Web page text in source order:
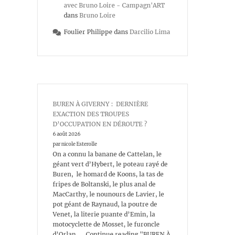
avec Bruno Loire - Campagn'ART
dans Bruno Loire
Foulier Philippe dans Darcilio Lima
BUREN À GIVERNY : DERNIÈRE
EXACTION DES TROUPES
D’OCCUPATION EN DÉROUTE ?
6 août 2026
par nicole Esterolle
On a connu la banane de Cattelan, le
géant vert d’Hybert, le poteau rayé de
Buren, le homard de Koons, la tas de
fripes de Boltanski, le plus anal de
MacCarthy, le nounours de Lavier, le
pot géant de Raynaud, la poutre de
Venet, la literie puante d’Emin, la
motocyclette de Mosset, le furoncle